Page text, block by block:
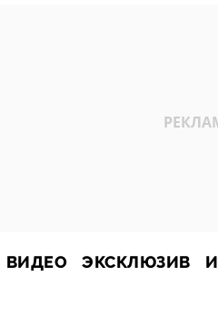
ВИДЕО ЭКСКЛЮЗИВ